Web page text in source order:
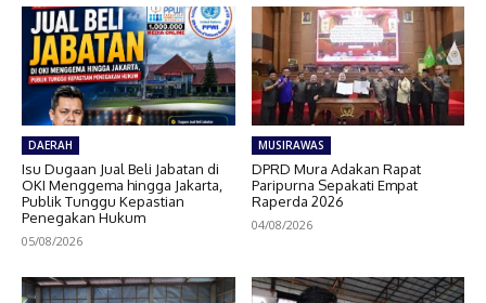
DAERAH
Isu Dugaan Jual Beli Jabatan di
OKI Menggema hingga Jakarta,
Publik Tunggu Kepastian
Penegakan Hukum
05/08/2026
MUSIRAWAS
DPRD Mura Adakan Rapat
Paripurna Sepakati Empat
Raperda 2026
04/08/2026